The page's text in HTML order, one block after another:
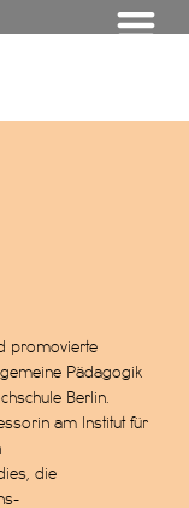
promovierte
Pädagogik
Berlin.
am Institut für
die